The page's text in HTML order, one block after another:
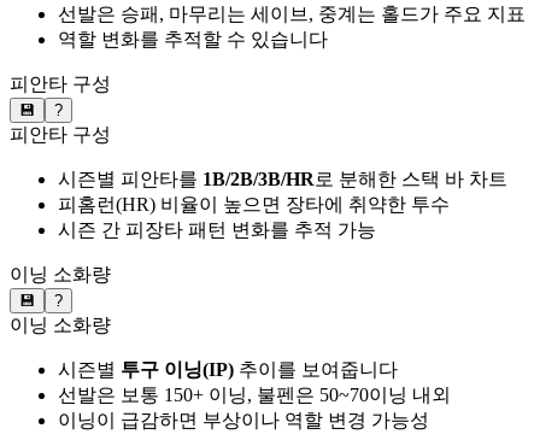
선발은 승패, 마무리는 세이브, 중계는 홀드가 주요 지표
역할 변화를 추적할 수 있습니다
피안타 구성
💾 ?
피안타 구성
시즌별 피안타를 1B/2B/3B/HR로 분해한 스택 바 차트
피홈런(HR) 비율이 높으면 장타에 취약한 투수
시즌 간 피장타 패턴 변화를 추적 가능
이닝 소화량
💾 ?
이닝 소화량
시즌별 투구 이닝(IP) 추이를 보여줍니다
선발은 보통 150+ 이닝, 불펜은 50~70이닝 내외
이닝이 급감하면 부상이나 역할 변경 가능성